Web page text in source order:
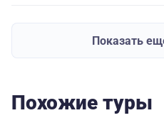
Показать
Похожие туры